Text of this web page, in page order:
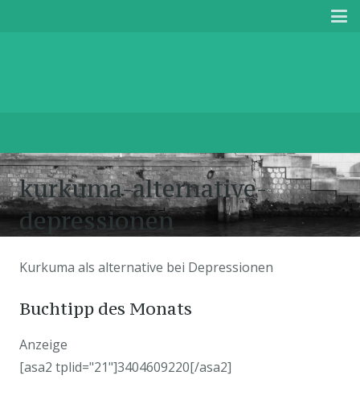
kurkuma-alternative-
depressionen
Kurkuma als alternative bei Depressionen
Buchtipp des Monats
Anzeige
[asa2 tplid="21"]3404609220[/asa2]